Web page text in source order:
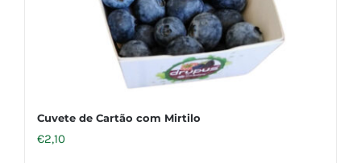
Cuvete de Cartão com Mirtilo
€2,10